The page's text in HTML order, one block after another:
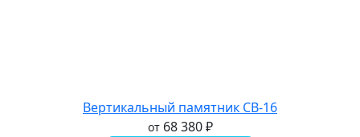
Вертикальный памятник СВ-16
от 68 380₽